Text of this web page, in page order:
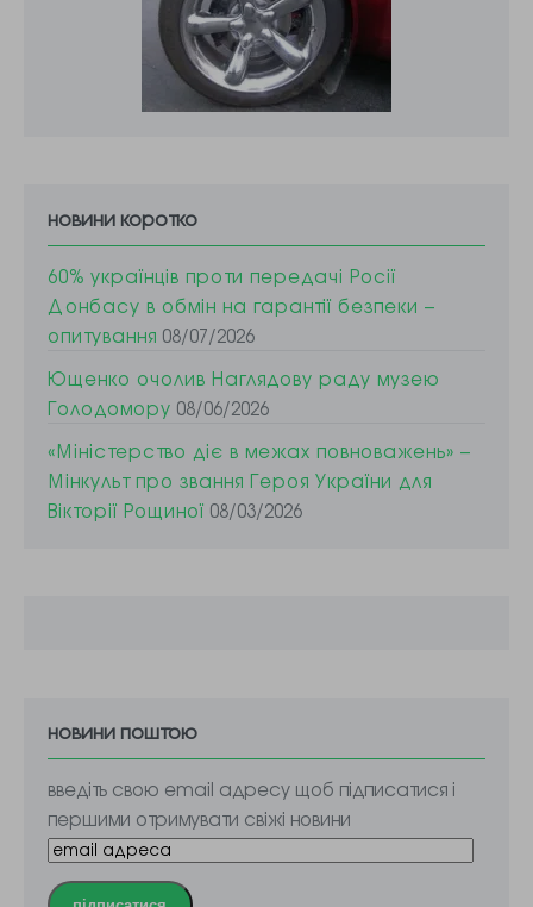
новини коротко
60% українців проти передачі Росії
Донбасу в обмін на гарантії безпеки –
опитування 08/07/2026
Ющенко очолив Наглядову раду музею
Голодомору 08/06/2026
«Міністерство діє в межах повноважень» –
Мінкульт про звання Героя України для
Вікторії Рощиної 08/03/2026
новини поштою
введіть свою email адресу щоб підписатися і
першими отримувати свіжі новини